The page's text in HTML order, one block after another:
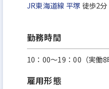
JR東海道線 平塚 徒歩2分
勤務時間
10：00～19：00（実働8
雇用形態